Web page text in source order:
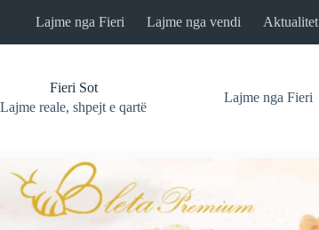
Lajme nga Fieri Lajme nga vendi Aktualitet
Fieri Sot
Lajme reale, shpejt e qartë
Lajme nga Fieri